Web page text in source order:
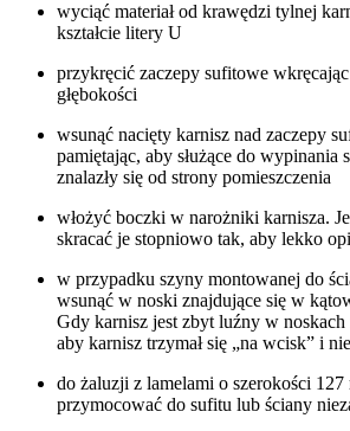
wyciąć materiał od krawędzi tylnej
kształcie litery U
przykręcić zaczepy sufitowe
głębokości
wsunąć nacięty karnisz nad zaczepy
pamiętając, aby służące do wypinania
znalazły się od strony pomieszczenia
włożyć boczki w narożniki karnisza.
skracać je stopniowo tak, aby lekko
w przypadku szyny montowanej do
wsunąć w noski znajdujące się w
Gdy karnisz jest zbyt luźny w noskach
aby karnisz trzymał się „na wcisk” i
do żaluzji z lamelami o szerokości
przymocować do sufitu lub ściany